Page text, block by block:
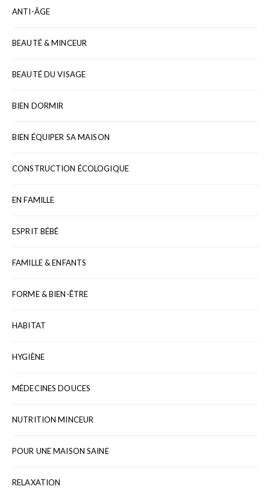
ANTI-ÂGE
BEAUTÉ & MINCEUR
BEAUTÉ DU VISAGE
BIEN DORMIR
BIEN ÉQUIPER SA MAISON
CONSTRUCTION ÉCOLOGIQUE
EN FAMILLE
ESPRIT BÉBÉ
FAMILLE & ENFANTS
FORME & BIEN-ÊTRE
HABITAT
HYGIÈNE
MÉDECINES DOUCES
NUTRITION MINCEUR
POUR UNE MAISON SAINE
RELAXATION